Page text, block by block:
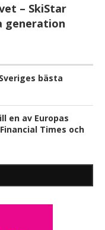
– SkiStar
generation
bästa
en av Europas
Times och